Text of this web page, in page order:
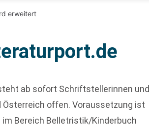
erweitert
ab sofort Schriftstellerinnen und
offen. Voraussetzung ist
Bereich Belletristik/Kinderbuch